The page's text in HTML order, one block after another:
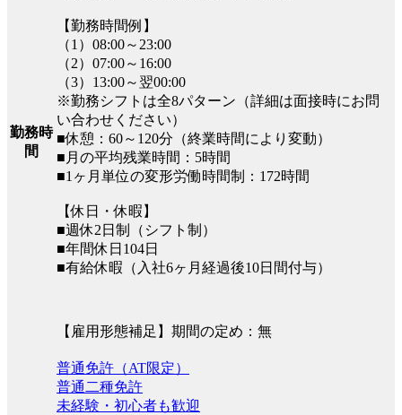
勤務時
間
【勤務時間例】
（1）08:00～23:00
（2）07:00～16:00
（3）13:00～翌00:00
※勤務シフトは全8パターン（詳細は面接時にお問
い合わせください）
■休憩：60～120分（終業時間により変動）
■月の平均残業時間：5時間
■1ヶ月単位の変形労働時間制：172時間
【休日・休暇】
■週休2日制（シフト制）
■年間休日104日
■有給休暇（入社6ヶ月経過後10日間付与）
【雇用形態補足】期間の定め：無
普通免許（AT限定）
普通二種免許
未経験・初心者も歓迎